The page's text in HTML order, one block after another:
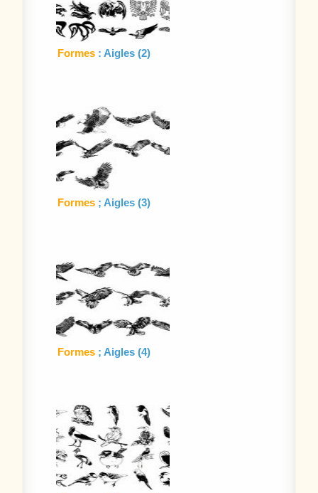
Formes : Aigles (2)
Formes ; Aigles (3)
Formes ; Aigles (4)